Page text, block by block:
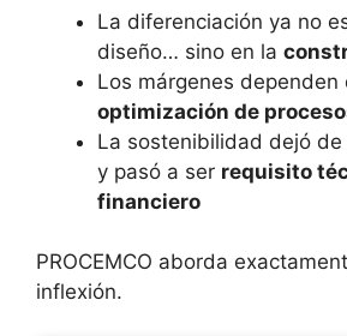
La diferenciación ya no
diseño… sino en la
Los márgenes dependen
optimización de
La sostenibilidad dejó
y pasó a ser requisito
financiero
PROCEMCO aborda
inflexión.